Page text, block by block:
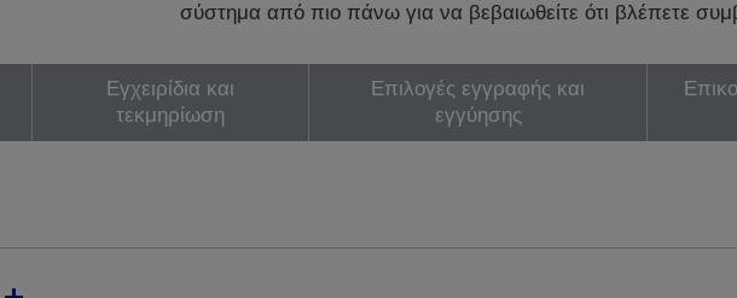
σύστημα από πιο πάνω για να βεβαιωθείτε ότι βλέπετε
Εγχειρίδια και
τεκμηρίωση
Επιλογές εγγραφής και
εγγύησης